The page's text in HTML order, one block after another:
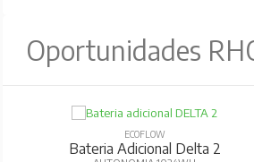
Oportunidades
ECOFLOW
Bateria Adicional Delta 2